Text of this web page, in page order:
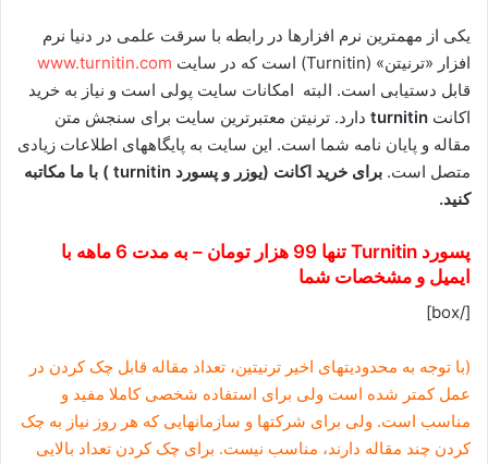
یکی از مهمترین نرم افزارها در رابطه با سرقت علمی در دنیا نرم
افزار «ترنیتن» (Turnitin) است که در سایت
www.turnitin.com
قابل دستیابی است. البته امکانات سایت پولی است و نیاز به خرید
اکانت turnitin دارد. ترنیتن معتبرترین سایت برای سنجش متن
مقاله و پایان نامه شما است. این سایت به پایگاههای اطلاعات زیادی
متصل است.
برای خرید اکانت (یوزر و پسورد turnitin ) با ما مکاتبه
کنید.
پسورد
Turnitin تنها 99 هزار تومان – به مدت 6 ماهه با
ایمیل و مشخصات شما
[/box]
(با توجه به محدودیتهای اخیر ترنیتین، تعداد مقاله قابل چک کردن در
عمل کمتر شده است ولی برای استفاده شخصی کاملا مفید و
مناسب است. ولی برای شرکتها و سازمانهایی که هر روز نیاز به چک
کردن چند مقاله دارند، مناسب نیست. برای چک کردن تعداد بالایی